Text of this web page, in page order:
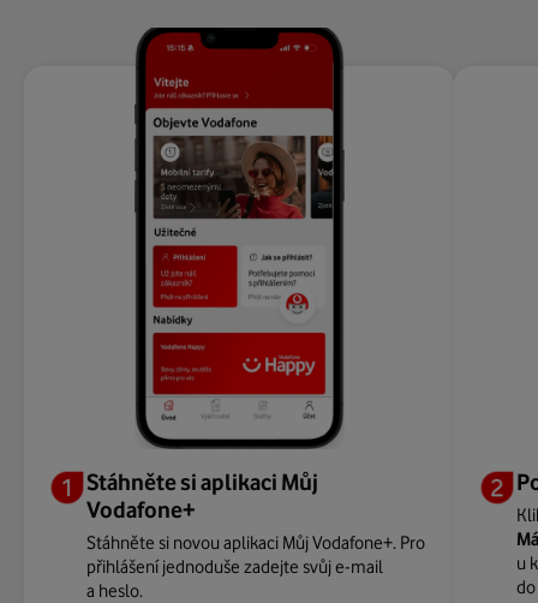
Stáhněte si aplikaci Můj
Vodafone+
Stáhněte si novou aplikaci Můj Vodafone+. Pro
přihlášení jednoduše zadejte svůj e-mail
a heslo.
u
do